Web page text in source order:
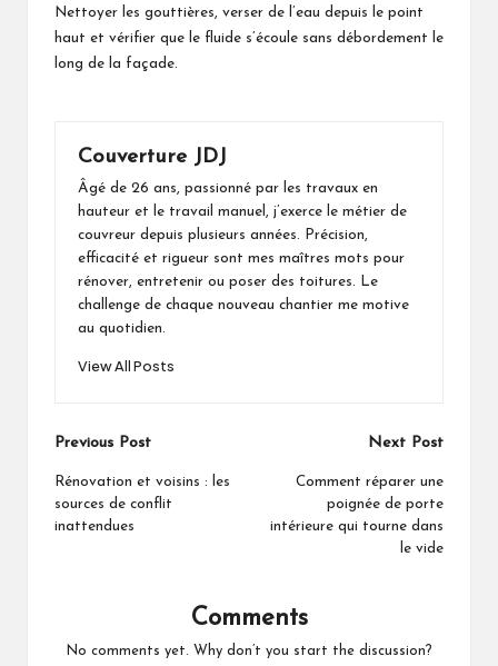
Nettoyer les gouttières, verser de l’eau depuis le point
haut et vérifier que le fluide s’écoule sans débordement le
long de la façade.
Couverture JDJ
Âgé de 26 ans, passionné par les travaux en
hauteur et le travail manuel, j’exerce le métier de
couvreur depuis plusieurs années. Précision,
efficacité et rigueur sont mes maîtres mots pour
rénover, entretenir ou poser des toitures. Le
challenge de chaque nouveau chantier me motive
au quotidien.
View All Posts
Post
navigation
Previous Post
Rénovation et voisins : les
sources de conflit
inattendues
Next Post
Comment réparer une
poignée de porte
intérieure qui tourne dans
le vide
Comments
No comments yet. Why don’t you start the discussion?